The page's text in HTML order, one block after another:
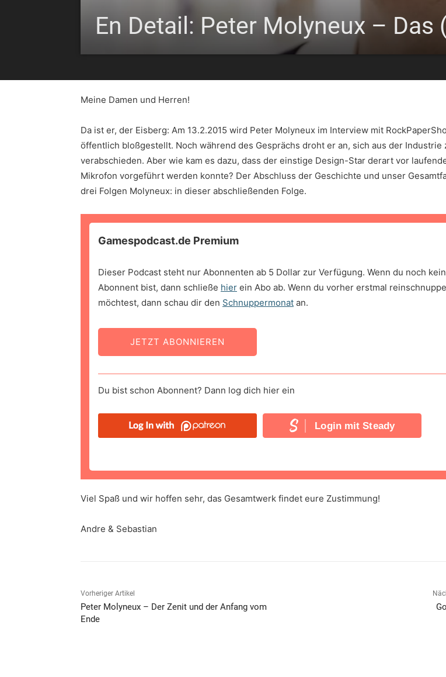
En Detail: Peter Molyneux – Das
Meine Damen und Herren!
Da ist er, der Eisberg: Am 13.2.2015 wird Peter Molyneux im Interview mit
öffentlich bloßgestellt. Noch während des Gesprächs droht er an, sich aus der Industrie
verabschieden. Aber wie kam es dazu, dass der einstige Design-Star derart vor
Mikrofon vorgeführt werden konnte? Der Abschluss der Geschichte und unser
drei Folgen Molyneux: in dieser abschließenden Folge.
Gamespodcast.de Premium
Dieser Podcast steht nur Abonnenten ab 5 Dollar zur Verfügung. Wenn du noch kein
Abonnent bist, dann schließe hier ein Abo ab. Wenn du vorher erstmal
möchtest, dann schau dir den Schnuppermonat an.
JETZT ABONNIEREN
Du bist schon Abonnent? Dann log dich hier ein
Login mit Steady
Viel Spaß und wir hoffen sehr, das Gesamtwerk findet eure Zustimmung!
Andre & Sebastian
Vorheriger Artikel
Peter Molyneux – Der Zenit und der Anfang vom
Ende